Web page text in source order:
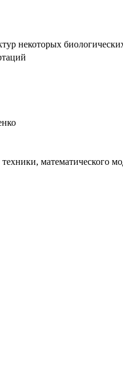
некоторых
математического